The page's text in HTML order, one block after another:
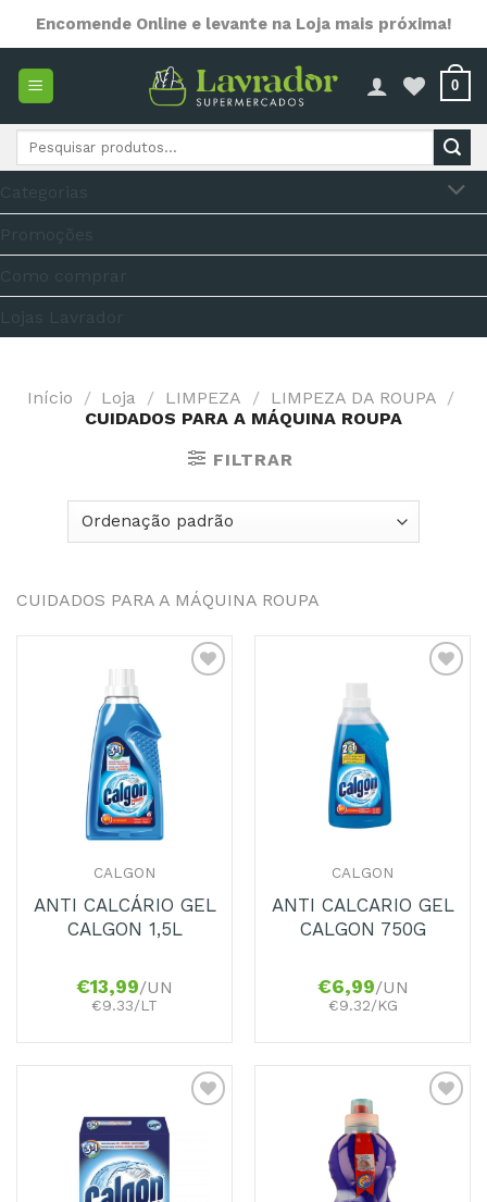
content
Encomende Online e levante na Loja mais próxima!
0
Pesquisar
Início / Loja / LIMPEZA / LIMPEZA DA ROUPA /
CUIDADOS PARA A MÁQUINA ROUPA
FILTRAR
CUIDADOS PARA A MÁQUINA ROUPA
Favoritos
CALGON
ANTI CALCÁRIO GEL
CALGON 1,5L
€13,99/UN
€9.33/LT
CALGON
ANTI CALCARIO GEL
CALGON 750G
€6,99/UN
€9.32/KG
Adicionar
Favoritos